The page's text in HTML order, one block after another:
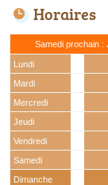
Horaires
Samedi prochain :
Lundi
Mardi
Mercredi
Jeudi
Vendredi
Samedi
Dimanche